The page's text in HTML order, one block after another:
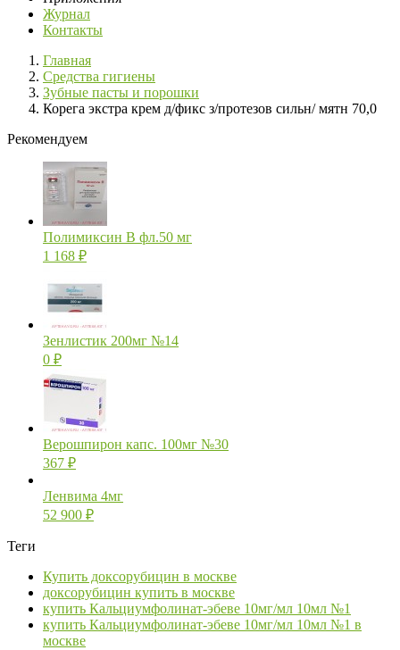
Журнал
Контакты
Главная
Средства гигиены
Зубные пасты и порошки
Корега экстра крем д/фикс з/протезов сильн/ мятн 70,0
Рекомендуем
Полимиксин В фл.50 мг
1 168 ₽
Зенлистик 200мг №14
0 ₽
Верошпирон капс. 100мг №30
367 ₽
Ленвима 4мг
52 900 ₽
Теги
Купить доксорубицин в москве
доксорубицин купить в москве
купить Кальциумфолинат-эбеве 10мг/мл 10мл №1
купить Кальциумфолинат-эбеве 10мг/мл 10мл №1 в
москве